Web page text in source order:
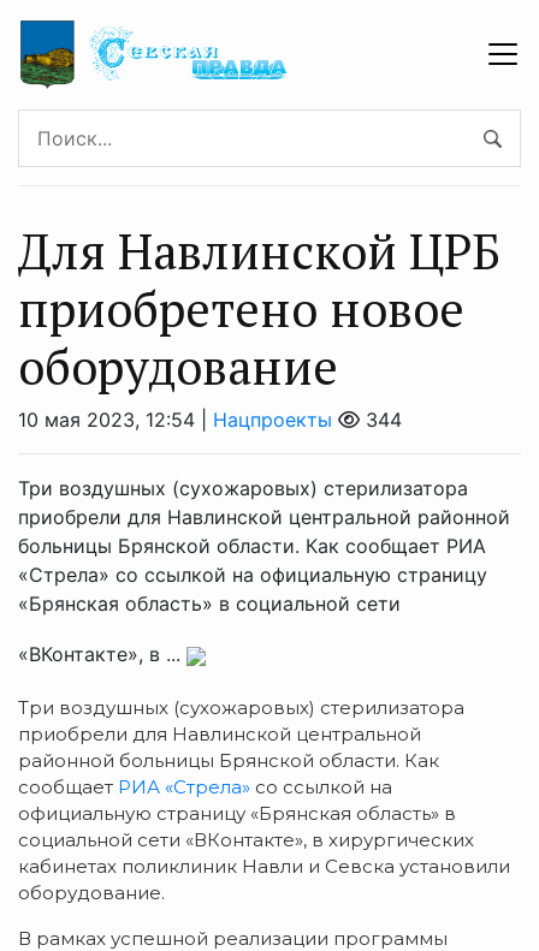
Для Навлинской ЦРБ
приобретено новое
оборудование
10 мая 2023, 12:54 | Нацпроекты 344
Три воздушных (сухожаровых) стерилизатора
приобрели для Навлинской центральной районной
больницы Брянской области. Как сообщает РИА
«Стрела» со ссылкой на официальную страницу
«Брянская область» в социальной сети
«ВКонтакте», в ...
Три воздушных (сухожаровых) стерилизатора
приобрели для Навлинской центральной
районной больницы Брянской области. Как
сообщает РИА «Стрела» со ссылкой на
официальную страницу «Брянская область» в
социальной сети «ВКонтакте», в хирургических
кабинетах поликлиник Навли и Севска установили
оборудование.
В рамках успешной реализации программы